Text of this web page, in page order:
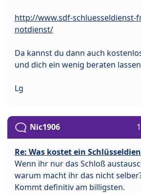
http://www.sdf-schluesseldienst-
notdienst/
Da kannst du dann auch
und dich ein wenig beraten
Lg
Nic1906
Re: Was kostet ein
Wenn ihr nur das Schloß
warum macht ihr das nicht
Kommt definitiv am billigsten.